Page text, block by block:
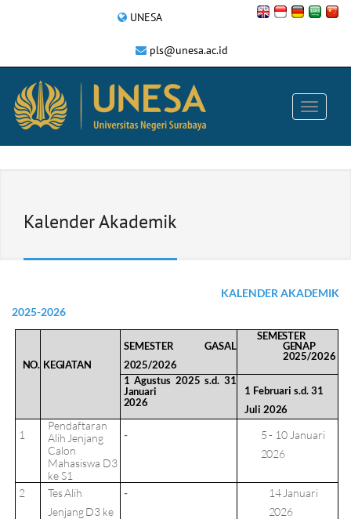
UNESA
pls@unesa.ac.id
Kalender Akademik
KALENDER AKADEMIK
2025-2026
NO. KEGIATAN
SEMESTER
GASAL
2025/2026
SEMESTER
GENAP
2025/2026
1 Agustus 2025 s.d. 31
Januari
2026
1 Februari s.d.31
Juli 2026
1
Pendaftaran
Alih Jenjang
Calon
Mahasiswa D3
ke S1
- 5- 10 Januari
2026
2 TesAlih
Jenjang D3 ke
- 14 Januari
2026